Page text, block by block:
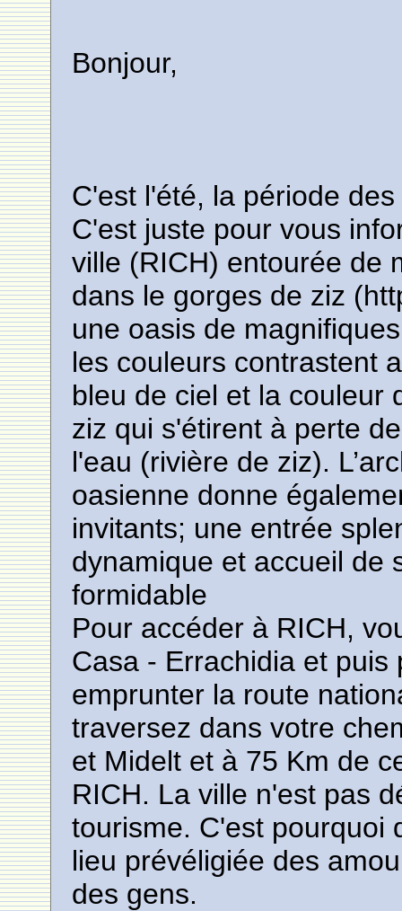
Bonjour,
C'est l'été, la période
C'est juste pour vous
ville (RICH) entourée de
dans le gorges de ziz
une oasis de
les couleurs contrastent
bleu de ciel et la couleur
ziz qui s'étirent à perte
l'eau (rivière de ziz).
oasienne donne
invitants; une entrée
dynamique et accueil de
formidable
Pour accéder à RICH,
Casa - Errachidia et
emprunter la route
traversez dans votre
et Midelt et à 75 Km de
RICH. La ville n'est pas
tourisme. C'est pourquoi
lieu prévéligiée des
des gens.